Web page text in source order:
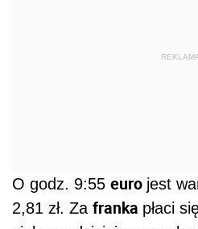
O godz. 9:55 euro jest
2,81 zł. Za franka płaci